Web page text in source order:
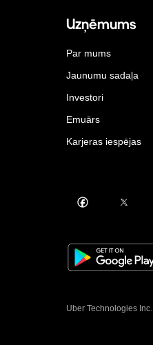
Uzņēmums
Par mums
Jaunumu sadaļa
Investori
Emuārs
Karjeras iespējas
Uber Technologies Inc.